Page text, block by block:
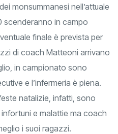
monsummanesi nell’attuale
scenderanno in campo
finale è prevista per
di coach Matteoni arrivano
in campionato sono
e l’infermeria è piena.
natalizie, infatti, sono
e malattie ma coach
i suoi ragazzi.